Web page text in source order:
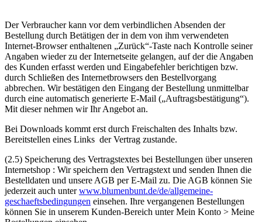
Der Verbraucher kann vor dem verbindlichen Absenden der
Bestellung durch Betätigen der in dem von ihm verwendeten
Internet-Browser enthaltenen „Zurück“-Taste nach Kontrolle seiner
Angaben wieder zu der Internetseite gelangen, auf der die Angaben
des Kunden erfasst werden und Eingabefehler berichtigen bzw.
durch Schließen des Internetbrowsers den Bestellvorgang
abbrechen. Wir bestätigen den Eingang der Bestellung unmittelbar
durch eine automatisch generierte E-Mail („Auftragsbestätigung“).
Mit dieser nehmen wir Ihr Angebot an.
Bei Downloads kommt erst durch Freischalten des Inhalts bzw.
Bereitstellen eines Links der Vertrag zustande.
(2.5) Speicherung des Vertragstextes bei Bestellungen über unseren
Internetshop : Wir speichern den Vertragstext und senden Ihnen die
Bestelldaten und unsere AGB per E-Mail zu. Die AGB können Sie
jederzeit auch unterwww.blumenbunt.de/de/allgemeine-
geschaeftsbedingungen einsehen. Ihre vergangenen Bestellungen
können Sie in unserem Kunden-Bereich unter Mein Konto > Meine